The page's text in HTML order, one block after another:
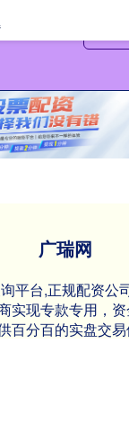
广瑞网
平台,正规配资公
实现专款专用，
百分百的实盘交易